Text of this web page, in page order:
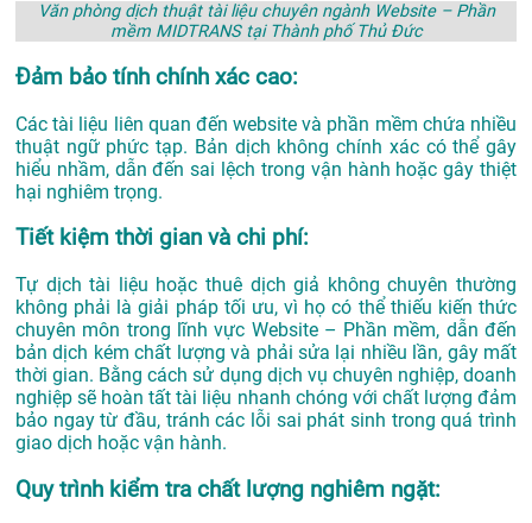
Văn phòng dịch thuật tài liệu chuyên ngành Website – Phần
mềm MIDTRANS tại Thành phố Thủ Đức
Đảm bảo tính chính xác cao:
Các tài liệu liên quan đến website và phần mềm chứa nhiều
thuật ngữ phức tạp. Bản dịch không chính xác có thể gây
hiểu nhầm, dẫn đến sai lệch trong vận hành hoặc gây thiệt
hại nghiêm trọng.
Tiết kiệm thời gian và chi phí:
Tự dịch tài liệu hoặc thuê dịch giả không chuyên thường
không phải là giải pháp tối ưu, vì họ có thể thiếu kiến thức
chuyên môn trong lĩnh vực Website – Phần mềm, dẫn đến
bản dịch kém chất lượng và phải sửa lại nhiều lần, gây mất
thời gian. Bằng cách sử dụng dịch vụ chuyên nghiệp, doanh
nghiệp sẽ hoàn tất tài liệu nhanh chóng với chất lượng đảm
bảo ngay từ đầu, tránh các lỗi sai phát sinh trong quá trình
giao dịch hoặc vận hành.
Quy trình kiểm tra chất lượng nghiêm ngặt: